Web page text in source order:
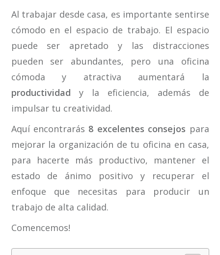
Al trabajar desde casa, es importante sentirse
cómodo en el espacio de trabajo. El espacio
puede ser apretado y las distracciones
pueden ser abundantes, pero una oficina
cómoda y atractiva aumentará la
productividad y la eficiencia, además de
impulsar tu creatividad.
Aquí encontrarás 8 excelentes consejos para
mejorar la organización de tu oficina en casa,
para hacerte más productivo, mantener el
estado de ánimo positivo y recuperar el
enfoque que necesitas para producir un
trabajo de alta calidad.
Comencemos!